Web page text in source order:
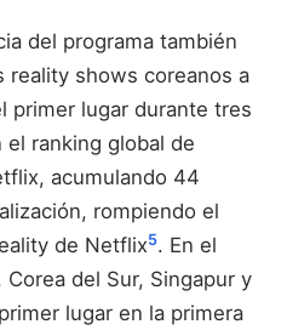
del programa también
reality shows coreanos a
primer lugar durante tres
ranking global de
acumulando 44
rompiendo el
de Netflix5. En el
del Sur, Singapur y
lugar en la primera